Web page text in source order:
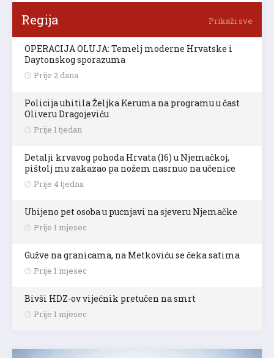
Regija Prikaži sve
OPERACIJA OLUJA: Temelj moderne Hrvatske i
Daytonskog sporazuma
Prije 2 dana
Policija uhitila Željka Keruma na programu u čast
Oliveru Dragojeviću
Prije 1 tjedan
Detalji krvavog pohoda Hrvata (16) u Njemačkoj,
pištolj mu zakazao pa nožem nasrnuo na učenice
Prije 4 tjedna
Ubijeno pet osoba u pucnjavi na sjeveru Njemačke
Prije 1 mjesec
Gužve na granicama, na Metkoviću se čeka satima
Prije 1 mjesec
Bivši HDZ-ov vijećnik pretučen na smrt
Prije 1 mjesec